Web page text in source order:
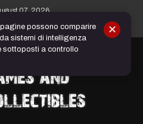
07, 2026
possono comparire
sistemi di intelligenza
sottoposti a controllo
✕